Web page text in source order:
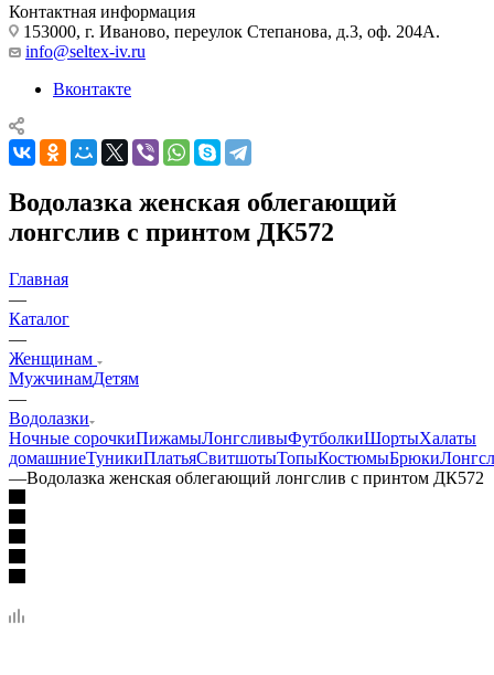
Контактная информация
153000, г. Иваново, переулок Степанова, д.3, оф. 204А.
info@seltex-iv.ru
Вконтакте
Водолазка женская облегающий
лонгслив с принтом ДК572
Главная
—
Каталог
—
Женщинам
МужчинамДетям
—
Водолазки
Ночные сорочкиПижамыЛонгсливыФутболкиШортыХалаты
домашниеТуникиПлатьяСвитшотыТопыКостюмыБрюки
—Водолазка женская облегающий лонгслив с принтом ДК572